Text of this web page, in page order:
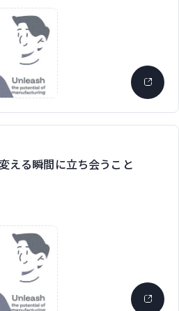
える瞬間に立ち会うこと